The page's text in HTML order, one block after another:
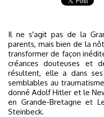
Il ne s'agit pas de la Grande Dépression de nos grands-
parents, mais bien de la
transformer de façon
créances douteuses et
résultent, elle a dans
semblables au
donné Adolf Hitler et le
en Grande-Bretagne et
Steinbeck.